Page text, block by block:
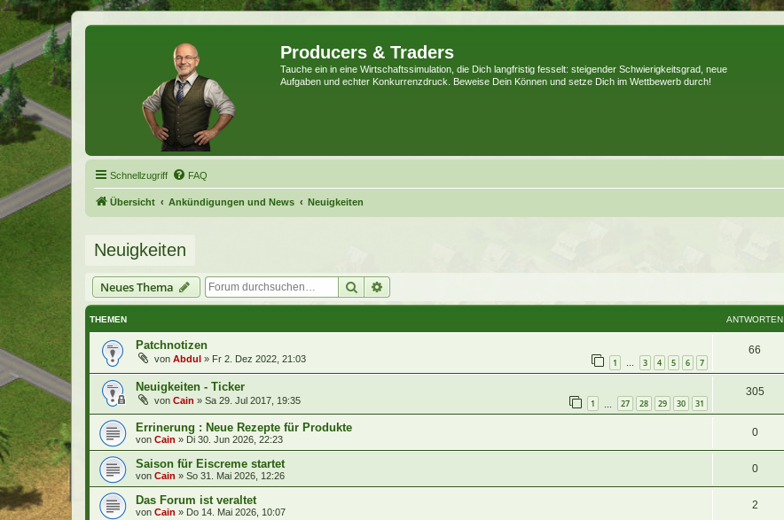
Producers & Traders
Tauche ein in eine Wirtschaftssimulation, die Dich langfristig fesselt: steigender Schwierigkeitsgrad, neue
Aufgaben und echter Konkurrenzdruck. Beweise Dein Können und setze Dich im Wettbewerb durch!
Schnellzugriff FAQ
Übersicht Ankündigungen und News Neuigkeiten
Neuigkeiten
Neues Thema Suche
THEMEN ANTWORTEN
Patchnotizen
von Abdul » Fr 2. Dez 2022, 21:03 1 … 3 4 5 6 7
66
Neuigkeiten - Ticker
von Cain » Sa 29. Jul 2017, 19:35 1 27 28 29 30 31
305
Errinerung : Neue Rezepte für Produkte
von Cain » Di 30. Jun 2026, 22:23
0
Saison für Eiscreme startet
von Cain » So 31. Mai 2026, 12:26
0
Das Forum ist veraltet
von Cain » Do 14. Mai 2026, 10:07
2